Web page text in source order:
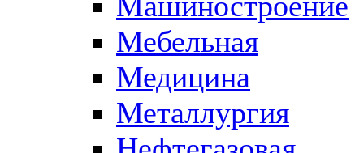
Мебельная
Медицина
Металлургия